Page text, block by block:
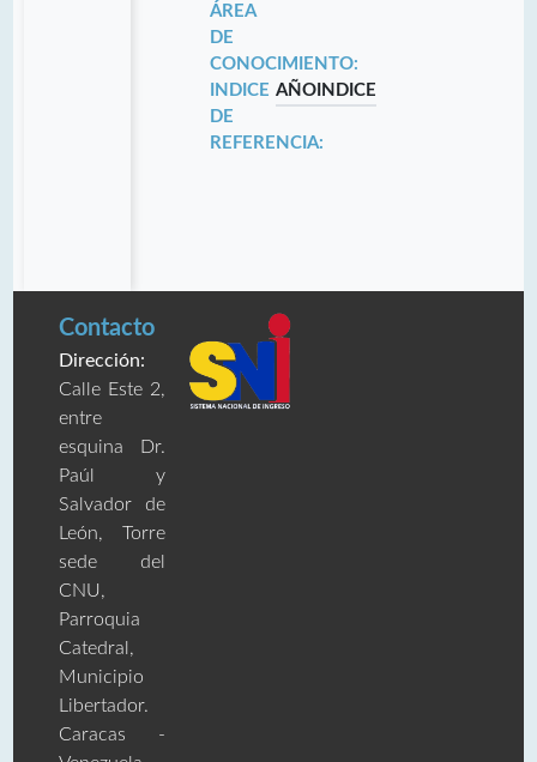
ÁREA
DE
CONOCIMIENTO:
INDICE
DE
REFERENCIA:
AÑO INDICE
Contacto
Dirección:
Calle Este 2,
entre
esquina Dr.
Paúl y
Salvador de
León, Torre
sede del
CNU,
Parroquia
Catedral,
Municipio
Libertador.
Caracas -